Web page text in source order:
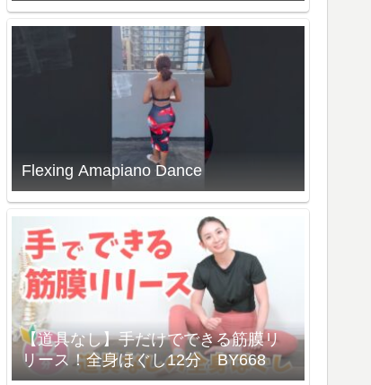
Flexing Amapiano Dance
【道具なし】手だけでできる筋膜リ
リース！全身ほぐし12分 BY668